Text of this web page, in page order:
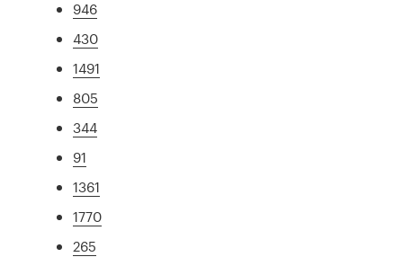
946
430
1491
805
344
91
1361
1770
265